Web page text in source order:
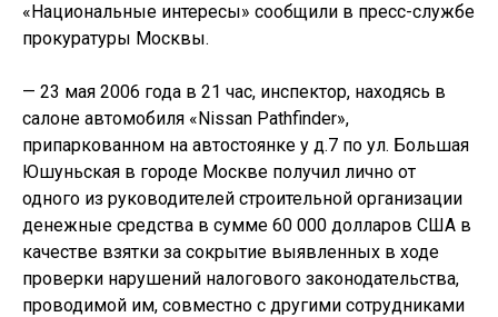
«Национальные интересы» сообщили в пресс-службе
прокуратуры Москвы.
— 23 мая 2006 года в 21 час, инспектор, находясь в
салоне автомобиля «Nissan Pathfinder»,
припаркованном на автостоянке у д.7 по ул. Большая
Юшуньская в городе Москве получил лично от
одного из руководителей строительной организации
денежные средства в сумме 60 000 долларов США в
качестве взятки за сокрытие выявленных в ходе
проверки нарушений налогового законодательства,
проводимой им, совместно с другими сотрудниками